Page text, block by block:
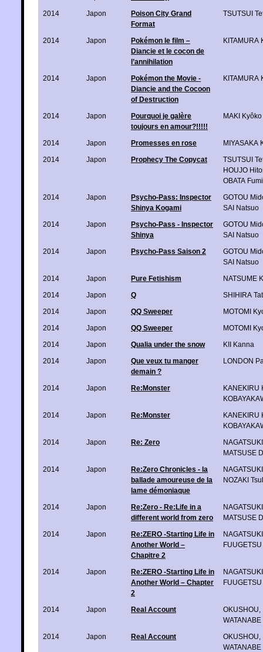
2014
Japon
Poison City Grand
Format
TSUTSUI
2014 Japon
Pokémon le film –
Diancie et le cocon de
l’annihilation
KITAMURA
2014 Japon
Pokémon the Movie -
Diancie and the Cocoon
of Destruction
KITAMURA
2014 Japon
Pourquoi je galère
toujours en amour?!!!!!
MAKI Kyôko
2014 Japon Promesses en rose
MIYASAKA
2014
Japon Prophecy The Copycat
TSUTSUI
HOUJO
OBATA
2014
Japon
Psycho-Pass: Inspector
Shinya Kogami
GOTOU
SAI Natsuo
2014
Japon
Psycho-Pass - Inspector
Shinya
GOTOU
SAI Natsuo
2014
Japon Psycho-Pass Saison 2
GOTOU
SAI Natsuo
2014
Japon Pure Fetishism
NATSUME
2014
Japon Q
SHIHIRA
2014
Japon QQ Sweeper
MOTOMI
2014
Japon QQ Sweeper
MOTOMI
2014
Japon Qualia under the snow
KII Kanna
2014
Japon
Que veux tu manger
demain ?
LONDON
2014 Japon Re:Monster
KANEKIRU
2014
Japon Re:Monster
KANEKIRU
2014
Japon Re: Zero
MATSUSE
2014
Japon
Re:Zero Chronicles - la
ballade amoureuse de la
lame démoniaque
NOZAKI
2014 Japon
Re:Zero - Re:Life in a
different world from zero
MATSUSE
2014
Japon
Re:ZERO -Starting Life in
Another World –
Chapitre 2
2014 Japon
Re:ZERO -Starting Life in
Another World – Chapter
2
2014 Japon Real Account OKUSHOU
2014
Japon Real Account OKUSHOU